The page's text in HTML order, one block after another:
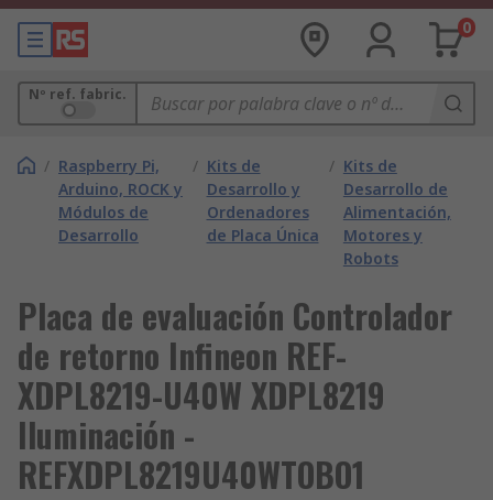
0
Nº ref. fabric.
/ Raspberry Pi,
Arduino, ROCK y
Módulos de
Desarrollo
/ Kits de
Desarrollo y
Ordenadores
de Placa Única
/ Kits de
Desarrollo de
Alimentación,
Motores y
Robots
Placa de evaluación Controlador
de retorno Infineon REF-
XDPL8219-U40W XDPL8219
Iluminación -
REFXDPL8219U40WTOBO1